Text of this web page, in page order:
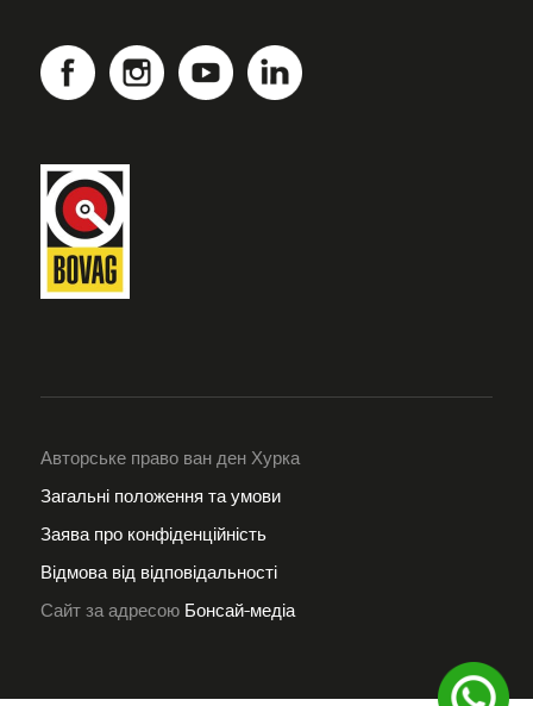
Авторське право ван ден Хурка
Загальні положення та умови
Заява про конфіденційність
Відмова від відповідальності
Сайт за адресою Бонсай-медіа